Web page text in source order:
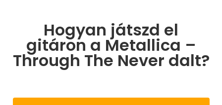
Hogyan játszd el
gitáron a Metallica –
Through The Never dalt?